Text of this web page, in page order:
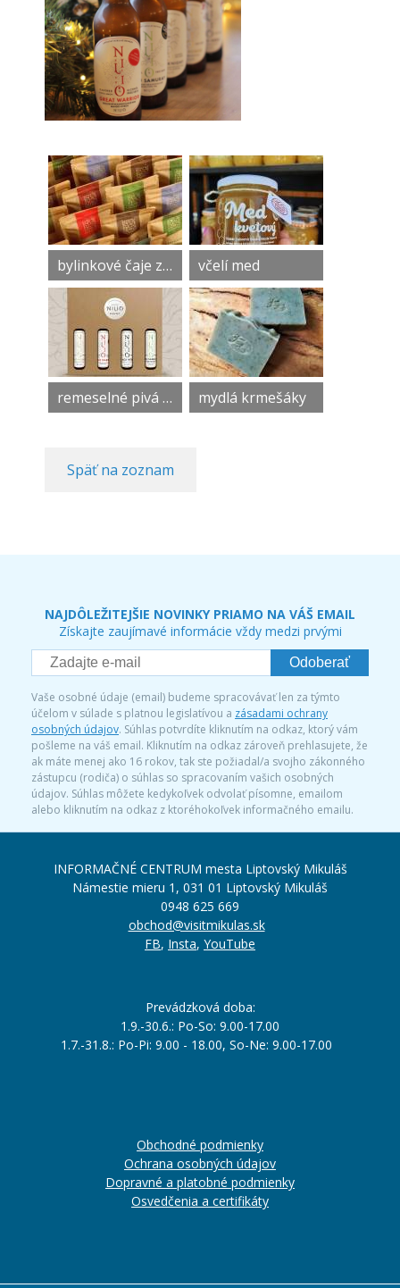
bylinkové čaje z Liptova včelí med
remeselné pivá NILIO mydlá krmešáky
Späť na zoznam
NAJDÔLEŽITEJŠIE NOVINKY PRIAMO NA VÁŠ EMAIL
Získajte zaujímavé informácie vždy medzi prvými
Odoberať
Vaše osobné údaje (email) budeme spracovávať len za týmto
účelom v súlade s platnou legislatívou a zásadami ochrany
osobných údajov. Súhlas potvrdíte kliknutím na odkaz, ktorý vám
pošleme na váš email. Kliknutím na odkaz zároveň prehlasujete, že
ak máte menej ako 16 rokov, tak ste požiadal/a svojho zákonného
zástupcu (rodiča) o súhlas so spracovaním vašich osobných
údajov. Súhlas môžete kedykoľvek odvolať písomne, emailom
alebo kliknutím na odkaz z ktoréhokoľvek informačného emailu.
INFORMAČNÉ CENTRUM mesta Liptovský Mikuláš
Námestie mieru 1, 031 01 Liptovský Mikuláš
0948 625 669
obchod@visitmikulas.sk
FB, Insta, YouTube
Prevádzková doba:
1.9.-30.6.: Po-So: 9.00-17.00
1.7.-31.8.: Po-Pi: 9.00 - 18.00, So-Ne: 9.00-17.00
Obchodné podmienky
Ochrana osobných údajov
Dopravné a platobné podmienky
Osvedčenia a certifikáty